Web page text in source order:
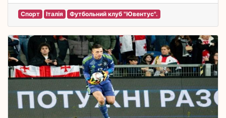
Спорт Італія Футбольний клуб "Ювентус".